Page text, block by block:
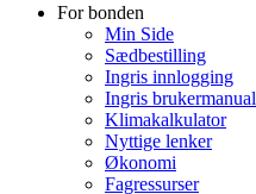
For bonden
Min Side
Sædbestilling
Ingris innlogging
Ingris brukermanual
Klimakalkulator
Nyttige lenker
Økonomi
Fagressurser